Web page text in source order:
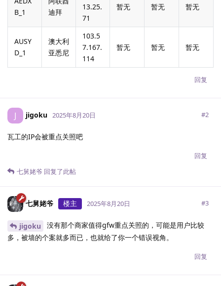
B_1
迪拜
13.25.
71
暂无 暂无 暂无
AUSY
D_1
澳大利
亚悉尼
103.5
7.167.
114
暂无 暂无 暂无
回复
J jigoku 2025年8月20日 #2
瓦工的IP会被重点关照吧
回复
七舅姥爷 回复了此帖
七舅姥爷 楼主 2025年8月20日 #3
jigoku
没有那个商家值得gfw重点关照的，可能是用户比较
多，被墙的个案就多而已，也就给了你一个错误视角。
回复